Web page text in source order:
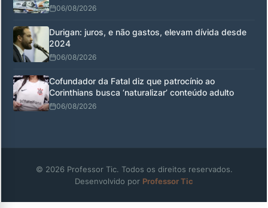
06/08/2026
Durigan: juros, e não gastos, elevam dívida desde
2024
06/08/2026
Cofundador da Fatal diz que patrocínio ao
Corinthians busca ‘naturalizar’ conteúdo adulto
06/08/2026
© 2026 Professor Tic. Todos os direitos reservados.
Desenvolvido por Professor Tic